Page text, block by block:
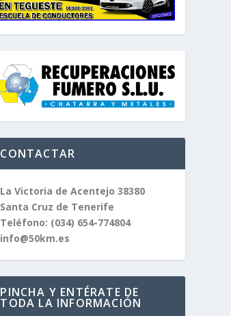
CONTACTAR
La Victoria de Acentejo 38380
Santa Cruz de Tenerife
Teléfono: (034) 654-774804
info@50km.es
PINCHA Y ENTÉRATE DE
TODA LA INFORMACIÓN